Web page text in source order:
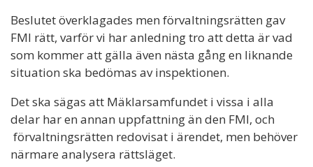
Beslutet överklagades men förvaltningsrätten gav
FMI rätt, varför vi har anledning tro att detta är vad
som kommer att gälla även nästa gång en liknande
situation ska bedömas av inspektionen.
Det ska sägas att Mäklarsamfundet i vissa i alla
delar har en annan uppfattning än den FMI, och
förvaltningsrätten redovisat i ärendet, men behöver
närmare analysera rättsläget.